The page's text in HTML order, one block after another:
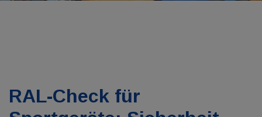
RAL-Check für